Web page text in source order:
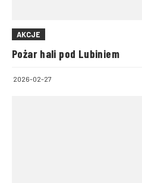
AKCJE
Pożar hali pod Lubiniem
2026-02-27